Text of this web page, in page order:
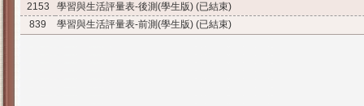
2153 學習與生活評量表-後測(學生版) (已結束)
839
學習與生活評量表-前測(學生版) (已結束)